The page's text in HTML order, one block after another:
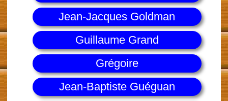
Jean-Jacques Goldman
Guillaume Grand
Grégoire
Jean-Baptiste Guéguan